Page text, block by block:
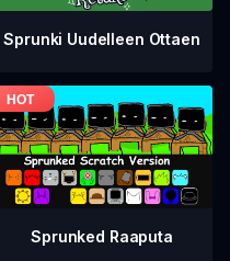
Sprunki Uudelleen Ottaen
Sprunked Raaputa